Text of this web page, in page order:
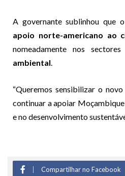
A governante sublinhou que
apoio norte-americano ao
nomeadamente nos sectores
ambiental.
“Queremos sensibilizar o
continuar a apoiar
e no desenvolvimento
Compartilhar no Facebook